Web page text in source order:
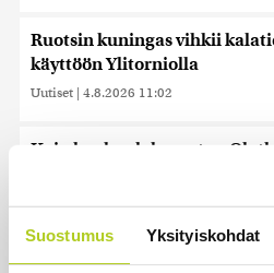
Suostumus Yksityiskohdat
Ruotsin kuningas vihkii
käyttöön Ylitorniolla
Uutiset | 4.8.2026 11:02
Kuin kauhuelokuvasta – Oletko
Uutiset 5.8.2026 23:00